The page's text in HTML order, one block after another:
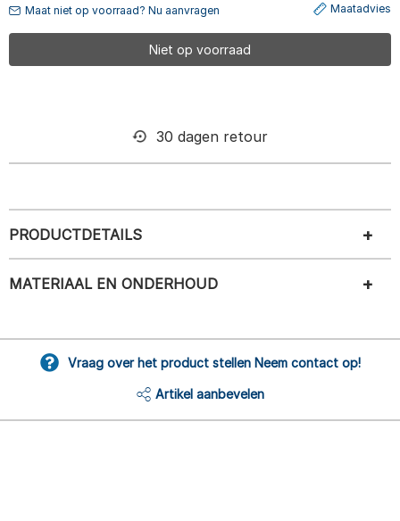
Maat niet op voorraad? Nu aanvragen Maatadvies
Niet op voorraad
30 dagen retour
PRODUCTDETAILS
MATERIAAL EN ONDERHOUD
Vraag over het product stellen Neem contact op!
Artikel aanbevelen